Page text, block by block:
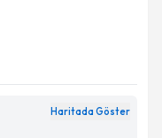
Haritada Göster